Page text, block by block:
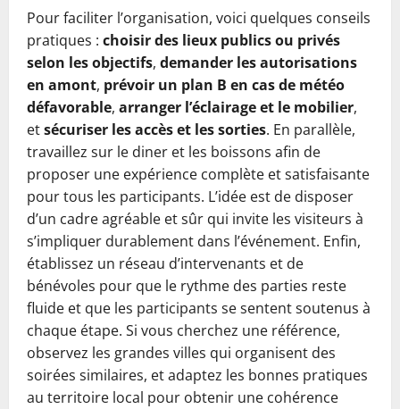
Pour faciliter l’organisation, voici quelques conseils
pratiques : choisir des lieux publics ou privés
selon les objectifs, demander les autorisations
en amont, prévoir un plan B en cas de météo
défavorable, arranger l’éclairage et le mobilier,
etsécuriser les accès et les sorties. En parallèle,
travaillez sur le diner et les boissons afin de
proposer une expérience complète et satisfaisante
pour tous les participants. L’idée est de disposer
d’un cadre agréable et sûr qui invite les visiteurs à
s’impliquer durablement dans l’événement. Enfin,
établissez un réseau d’intervenants et de
bénévoles pour que le rythme des parties reste
fluide et que les participants se sentent soutenus à
chaque étape. Si vous cherchez une référence,
observez les grandes villes qui organisent des
soirées similaires, et adaptez les bonnes pratiques
au territoire local pour obtenir une cohérence